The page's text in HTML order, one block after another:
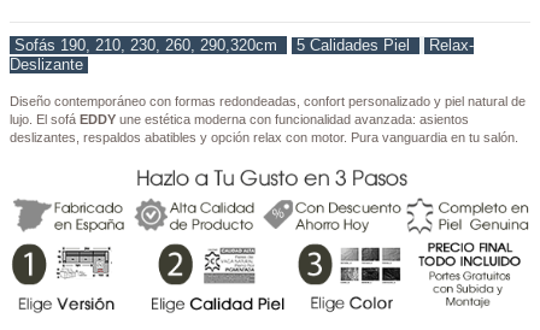
Sofás 190, 210, 230, 260, 290,320cm 5 Calidades Piel
Relax-
Deslizante
Diseño contemporáneo con formas redondeadas, confort personalizado y piel natural de
lujo. El sofá EDDY une estética moderna con funcionalidad avanzada: asientos
deslizantes, respaldos abatibles y opción relax con motor. Pura vanguardia en tu salón.